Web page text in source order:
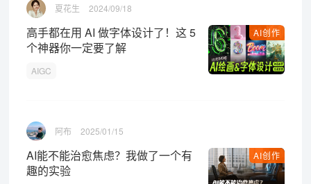
夏花生 2024/09/18
AI创作
高手都在用 AI 做字体设计了！这 5
个神器你一定要了解
AIGC
阿布 2025/01/15
AI创作
AI能不能治愈焦虑？我做了一个有
趣的实验